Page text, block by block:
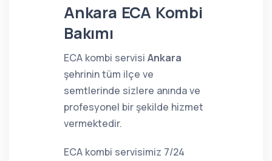
Ankara ECA Kombi
Bakımı
ECA kombi servisi Ankara
şehrinin tüm ilçe ve
semtlerinde sizlere anında ve
profesyonel bir şekilde hizmet
vermektedir.
ECA kombi servisimiz 7/24